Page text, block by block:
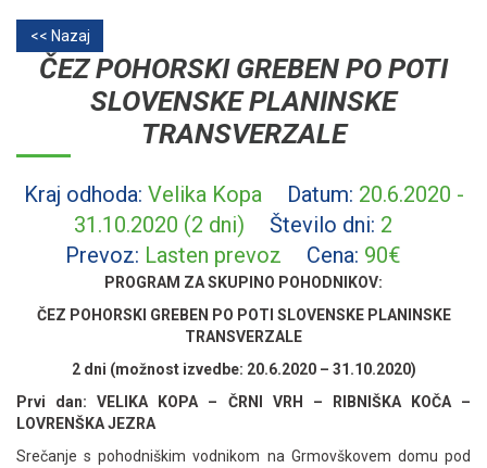
<< Nazaj
ČEZ POHORSKI GREBEN PO POTI
SLOVENSKE PLANINSKE
TRANSVERZALE
Kraj odhoda: Velika Kopa Datum: 20.6.2020 -
31.10.2020 (2 dni)
Število dni: 2
Prevoz: Lasten prevoz Cena: 90€
PROGRAM ZA SKUPINO POHODNIKOV:
ČEZ POHORSKI GREBEN PO POTI SLOVENSKE PLANINSKE
TRANSVERZALE
2 dni (možnost izvedbe: 20.6.2020 – 31.10.2020)
Prvi dan: VELIKA KOPA – ČRNI VRH – RIBNIŠKA KOČA –
LOVRENŠKA JEZRA
Srečanje s pohodniškim vodnikom na Grmovškovem domu pod